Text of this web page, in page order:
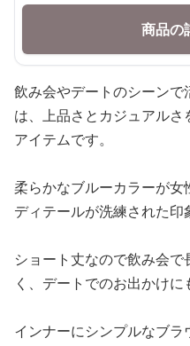
商品の
飲み会やデートのシーンで
は、上品さとカジュアル
アイテムです。
柔らかなブルーカラーが
ディテールが洗練された印
ショート丈なので飲み会
く、デートでのお出かけに
インナーにシンプルなブ